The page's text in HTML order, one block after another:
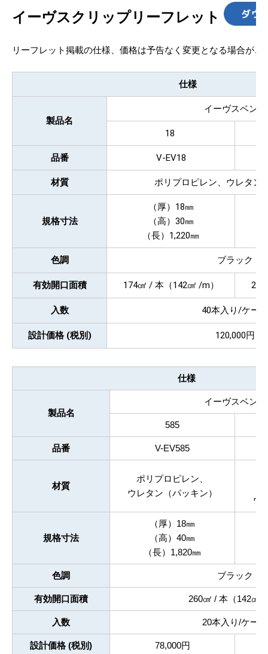
イーヴスクリップリーフレット
リーフレット掲載の仕様、価格は予告なく変更となる場合が
仕様
製品名
イーヴスベンツ
18
品番 V-EV18
材質 ポリプロピレン、ウレタン
規格寸法
（厚）18㎜
（高）30㎜
（長）1,220㎜
色調 ブラック
有効開口面積 174㎠ / 本（142㎠ /m）
入数 40本入り/ケース
設計価格 (税別) 120,000円
仕様
製品名
イーヴスベンツ
585
品番 V-EV585
材質
ポリプロピレン、
ウレタン（パッキン）
ウ
規格寸法
（厚）18㎜
（高）40㎜
（長）1,820㎜
色調 ブラック
有効開口面積 260㎠ / 本（142㎠ /
入数 20本入り/ケース
設計価格 (税別) 78,000円